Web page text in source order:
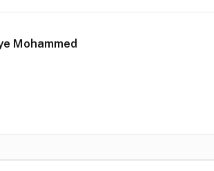
Mohammed